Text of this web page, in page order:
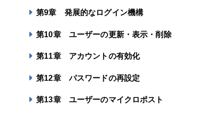
第9章 発展的なログイン機構
第10章 ユーザーの更新・表示・削除
第11章 アカウントの有効化
第12章 パスワードの再設定
第13章 ユーザーのマイクロポスト